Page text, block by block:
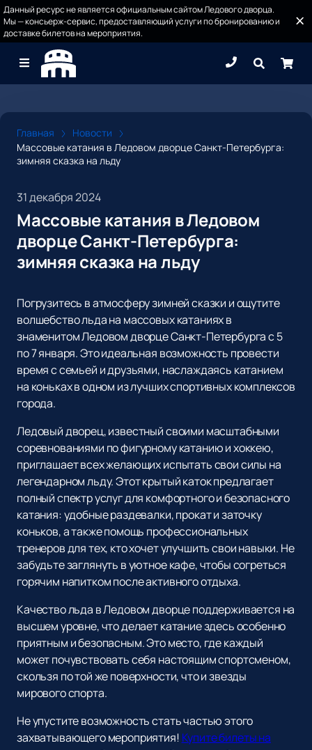
Данный ресурс не является официальным сайтом Ледового дворца.
Мы — консьерж-сервис, предоставляющий услуги по бронированию и
доставке билетов на мероприятия.
Главная
Новости
Массовые катания в Ледовом дворце Санкт-Петербурга:
зимняя сказка на льду
31 декабря 2024
Массовые катания в Ледовом
дворце Санкт-Петербурга:
зимняя сказка на льду
Погрузитесь в атмосферу зимней сказки и ощутите
волшебство льда на массовых катаниях в
знаменитом Ледовом дворце Санкт-Петербурга с 5
по 7 января. Это идеальная возможность провести
время с семьей и друзьями, наслаждаясь катанием
на коньках в одном из лучших спортивных комплексов
города.
Ледовый дворец, известный своими масштабными
соревнованиями по фигурному катанию и хоккею,
приглашает всех желающих испытать свои силы на
легендарном льду. Этот крытый каток предлагает
полный спектр услуг для комфортного и безопасного
катания: удобные раздевалки, прокат и заточку
коньков, а также помощь профессиональных
тренеров для тех, кто хочет улучшить свои навыки. Не
забудьте заглянуть в уютное кафе, чтобы согреться
горячим напитком после активного отдыха.
Качество льда в Ледовом дворце поддерживается на
высшем уровне, что делает катание здесь особенно
приятным и безопасным. Это место, где каждый
может почувствовать себя настоящим спортсменом,
скользя по той же поверхности, что и звезды
мирового спорта.
Не упустите возможность стать частью этого
захватывающего мероприятия! Купите билеты на